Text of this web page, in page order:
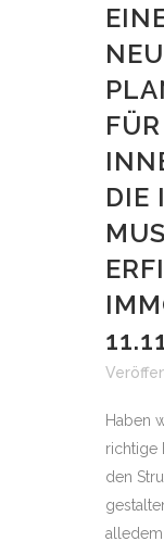
DIE
Haben
richtige
den